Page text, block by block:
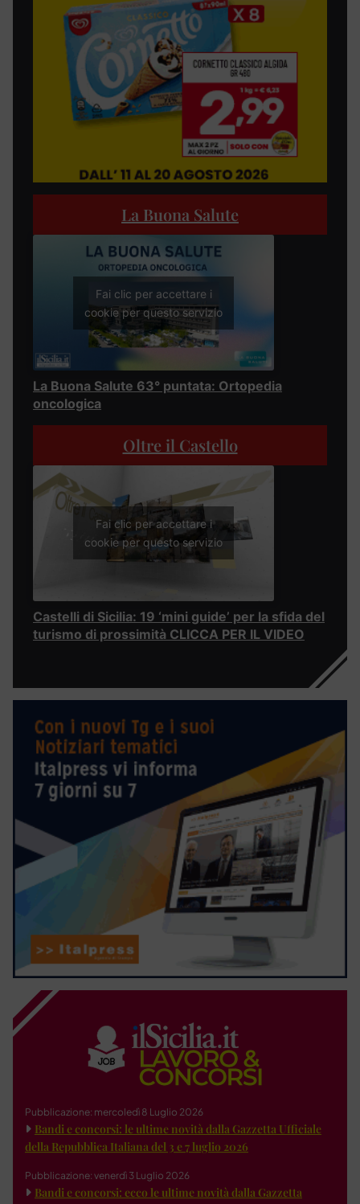
La Buona Salute
Fai clic per accettare i
cookie per questo servizio
La Buona Salute 63° puntata: Ortopedia
oncologica
Oltre il Castello
Fai clic per accettare i
cookie per questo servizio
Castelli di Sicilia: 19 ‘mini guide’ per la sfida del
turismo di prossimità CLICCA PER IL VIDEO
Pubblicazione: mercoledì 8 Luglio 2026
Bandi e concorsi: le ultime novità dalla Gazzetta Ufficiale
della Repubblica Italiana del 3 e 7 luglio 2026
Pubblicazione: venerdì 3 Luglio 2026
Bandi e concorsi: ecco le ultime novità dalla Gazzetta